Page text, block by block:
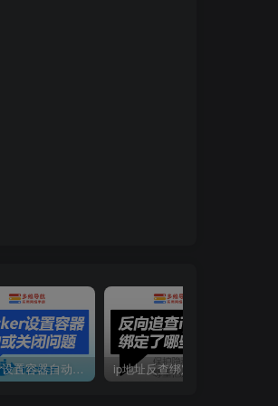
docker设置容器自动启动或定时启动 ip地址反查绑定域名